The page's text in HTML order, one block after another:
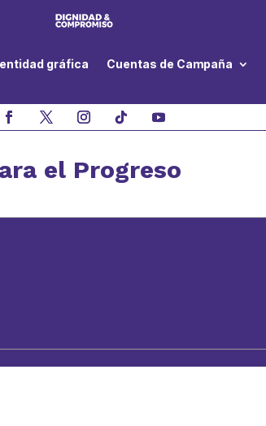
gráfica Cuentas de Campaña
el Progreso